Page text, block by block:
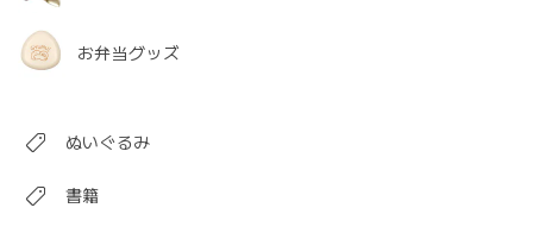
お弁当グッズ
ぬいぐるみ
書籍